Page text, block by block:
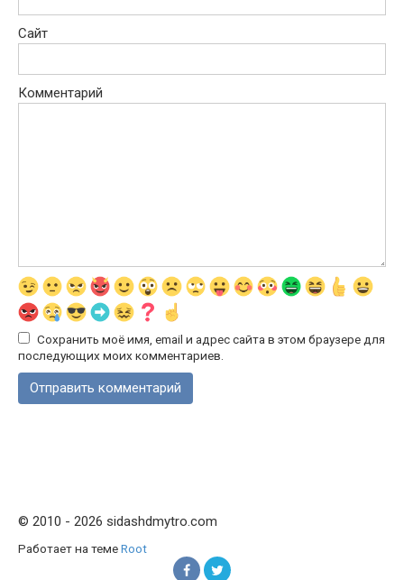
Сайт
Комментарий
Сохранить моё имя, email и адрес сайта в этом браузере для
последующих моих комментариев.
© 2010 - 2026 sidashdmytro.com
Работает на темеRoot